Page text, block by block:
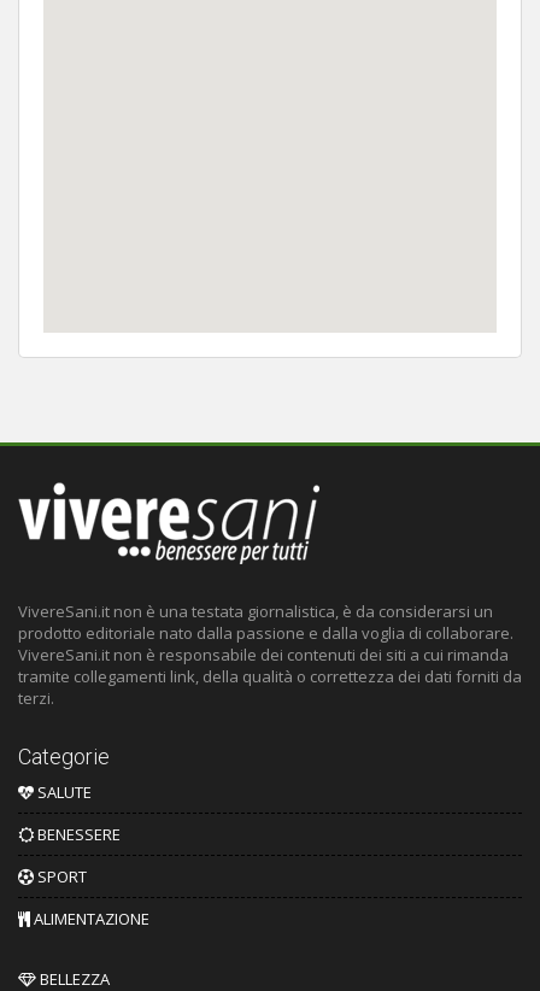
VivereSani.it non è una testata giornalistica, è da considerarsi un
prodotto editoriale nato dalla passione e dalla voglia di collaborare.
VivereSani.it non è responsabile dei contenuti dei siti a cui rimanda
tramite collegamenti link, della qualità o correttezza dei dati forniti da
terzi.
Categorie
SALUTE
BENESSERE
SPORT
ALIMENTAZIONE
BELLEZZA